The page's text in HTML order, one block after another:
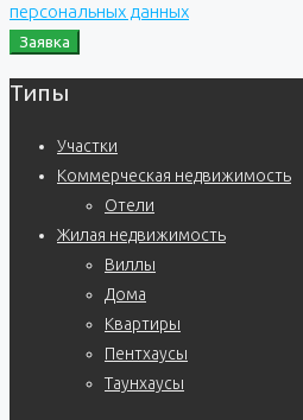
персональных данных
Заявка
Типы
Участки
Коммерческая недвижимость
Отели
Жилая недвижимость
Виллы
Дома
Квартиры
Пентхаусы
Таунхаусы